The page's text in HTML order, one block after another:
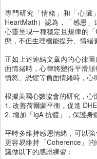
專門研究「情緒」和「心臟
HeartMath）認為，「感恩
心靈呈現一種穩定且規律的
態，不但生理機能提升、情緒
正如上述連結文章內的心律
面情緒時，心律將變得平滑順
憤怒、恐懼等負面情緒時，心
根據美國心數協會的研究，心
1. 改善荷爾蒙平衡，促進
2. 增加「IgA 抗體」，保護身
平時多維持感恩情緒，可以
更容易維持「Coherence」
議做以下的感恩練習：